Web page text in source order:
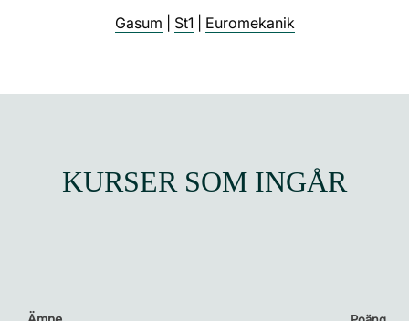
Gasum
St1 Euromekanik
KURSER SOM INGÅR